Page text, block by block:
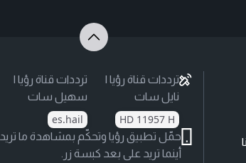
ترددات قناة رؤيا |
نايل سات
HD 11957 H
ترددات قناة رؤيا |
سهيل سات
es.hail
حمّل تطبيق رؤيا وتحكّم بمشاهدة ما تريد
أينما تريد على بعد كبسة زر.